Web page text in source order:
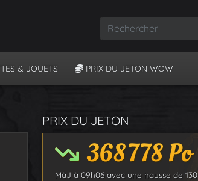
& JOUETS PRIX DU JETON WOW
PRIX DU JETON
368 778Po
MàJ à 09h06 avec une hausse de 130